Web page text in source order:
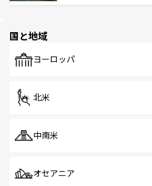
で、ホーカーズは地元の風
国と地域
ヨーロッパ
北米
中南米
オセアニア